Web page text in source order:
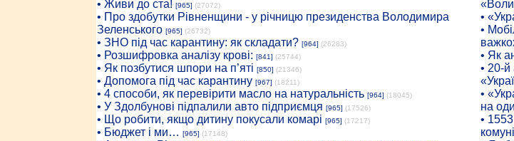
• Живи до ста! [965] (27072)
• Про здобутки Рівненщини - у річницю президенства Володимира
Зеленського [965] (26732)
• ЗНО під час карантину: як складати? [964] (26283)
• Розшифровка аналізу крові: [841] (25744)
• Як позбутися шпори на п’яті [850] (21346)
• Допомога під час карантину [967] (18211)
• 4 способи, як перевірити масло на натуральність [964] (18045)
• У Здолбунові підпалили авто підприємця [965] (17526)
• Що робити, якщо дитину покусали комарі [965] (17217)
• Бюджет і ми… [965] (17148)
•
•
• Як
• 20-
•
на
•